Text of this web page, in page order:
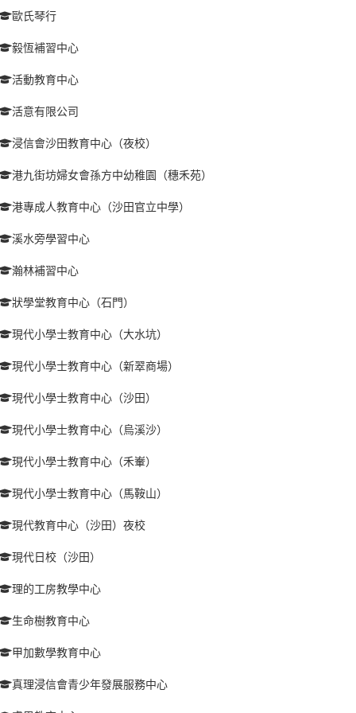
歐氏琴行
毅恆補習中心
活動教育中心
活意有限公司
浸信會沙田教育中心（夜校）
港九街坊婦女會孫方中幼稚園（穗禾苑）
港專成人教育中心（沙田官立中學）
溪水旁學習中心
瀚林補習中心
狀學堂教育中心（石門）
現代小學士教育中心（大水坑）
現代小學士教育中心（新翠商場）
現代小學士教育中心（沙田）
現代小學士教育中心（烏溪沙）
現代小學士教育中心（禾輋）
現代小學士教育中心（馬鞍山）
現代教育中心（沙田）夜校
現代日校（沙田）
理的工房教學中心
生命樹教育中心
甲加數學教育中心
真理浸信會青少年發展服務中心